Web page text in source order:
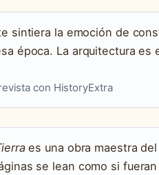
sintiera la emoción de
época. La arquitectura
con HistoryExtra
es una obra maestra
se lean como si